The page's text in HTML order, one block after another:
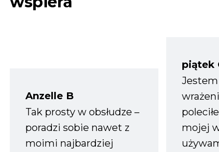
Anzelle B
Tak prosty w obsłudze –
poradzi sobie nawet z
moimi najbardziej
piątek
mojej